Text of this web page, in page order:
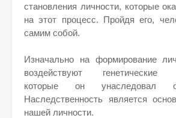
становления личности, которые
на этот процесс. Пройдя его,
самим собой.
Изначально на формирование
воздействуют генетические
которые он унаследовал
Наследственность является
нашей личности.